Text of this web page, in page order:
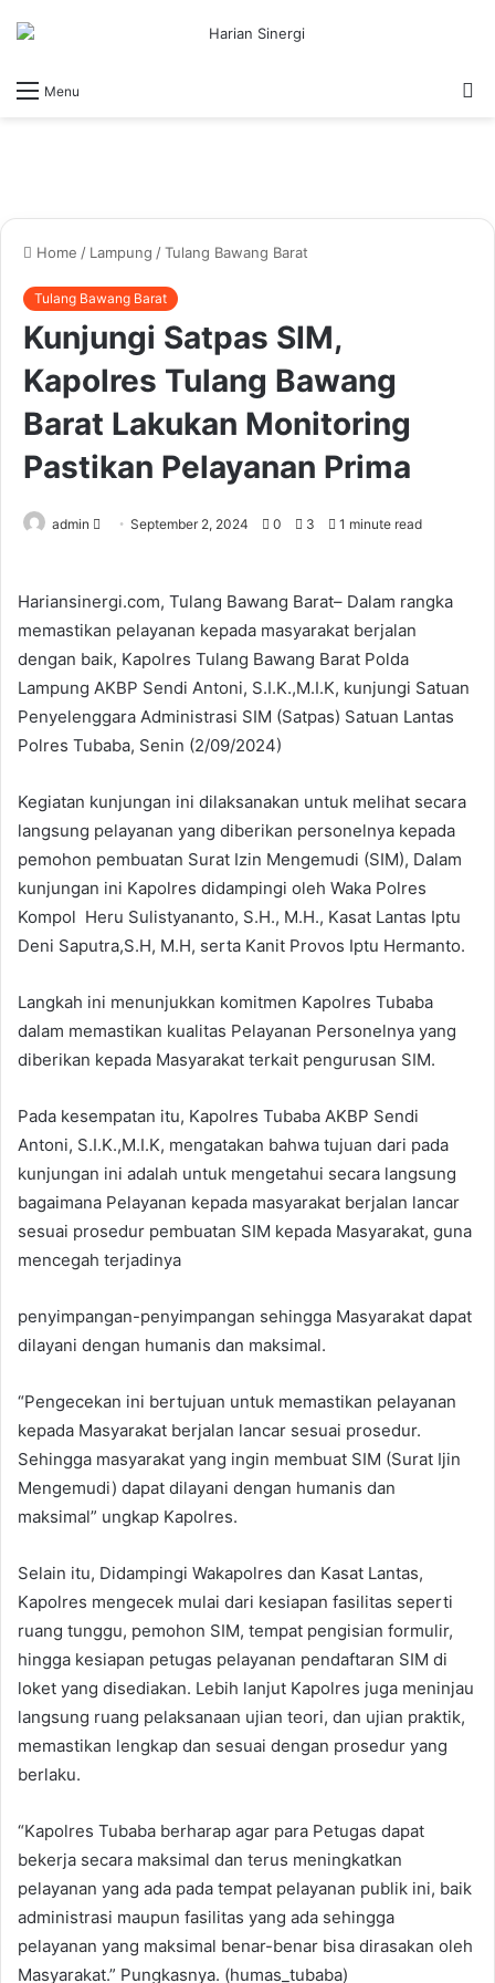
Menu
Home / Lampung /Tulang Bawang Barat
Tulang Bawang Barat
Kunjungi Satpas SIM,
Kapolres Tulang Bawang
Barat Lakukan Monitoring
Pastikan Pelayanan Prima
admin
SendSeptember 2, 2024 0 3 1 minute read
Hariansinergi.com, Tulang Bawang Barat– Dalam rangka
memastikan pelayanan kepada masyarakat berjalan
dengan baik, Kapolres Tulang Bawang Barat Polda
Lampung AKBP Sendi Antoni, S.I.K.,M.I.K, kunjungi Satuan
Penyelenggara Administrasi SIM (Satpas) Satuan Lantas
Polres Tubaba, Senin (2/09/2024)
Kegiatan kunjungan ini dilaksanakan untuk melihat secara
langsung pelayanan yang diberikan personelnya kepada
pemohon pembuatan Surat Izin Mengemudi (SIM), Dalam
kunjungan ini Kapolres didampingi oleh Waka Polres
Kompol Heru Sulistyananto, S.H., M.H., Kasat Lantas Iptu
Deni Saputra,S.H, M.H, serta Kanit Provos Iptu Hermanto.
Langkah ini menunjukkan komitmen Kapolres Tubaba
dalam memastikan kualitas Pelayanan Personelnya yang
diberikan kepada Masyarakat terkait pengurusan SIM.
Pada kesempatan itu, Kapolres Tubaba AKBP Sendi
Antoni, S.I.K.,M.I.K, mengatakan bahwa tujuan dari pada
kunjungan ini adalah untuk mengetahui secara langsung
bagaimana Pelayanan kepada masyarakat berjalan lancar
sesuai prosedur pembuatan SIM kepada Masyarakat, guna
mencegah terjadinya
penyimpangan-penyimpangan sehingga Masyarakat dapat
dilayani dengan humanis dan maksimal.
“Pengecekan ini bertujuan untuk memastikan pelayanan
kepada Masyarakat berjalan lancar sesuai prosedur.
Sehingga masyarakat yang ingin membuat SIM (Surat Ijin
Mengemudi) dapat dilayani dengan humanis dan
maksimal” ungkap Kapolres.
Selain itu, Didampingi Wakapolres dan Kasat Lantas,
Kapolres mengecek mulai dari kesiapan fasilitas seperti
ruang tunggu, pemohon SIM, tempat pengisian formulir,
hingga kesiapan petugas pelayanan pendaftaran SIM di
loket yang disediakan. Lebih lanjut Kapolres juga meninjau
langsung ruang pelaksanaan ujian teori, dan ujian praktik,
memastikan lengkap dan sesuai dengan prosedur yang
berlaku.
“Kapolres Tubaba berharap agar para Petugas dapat
bekerja secara maksimal dan terus meningkatkan
pelayanan yang ada pada tempat pelayanan publik ini, baik
administrasi maupun fasilitas yang ada sehingga
pelayanan yang maksimal benar-benar bisa dirasakan oleh
Masyarakat.” Pungkasnya. (humas_tubaba)